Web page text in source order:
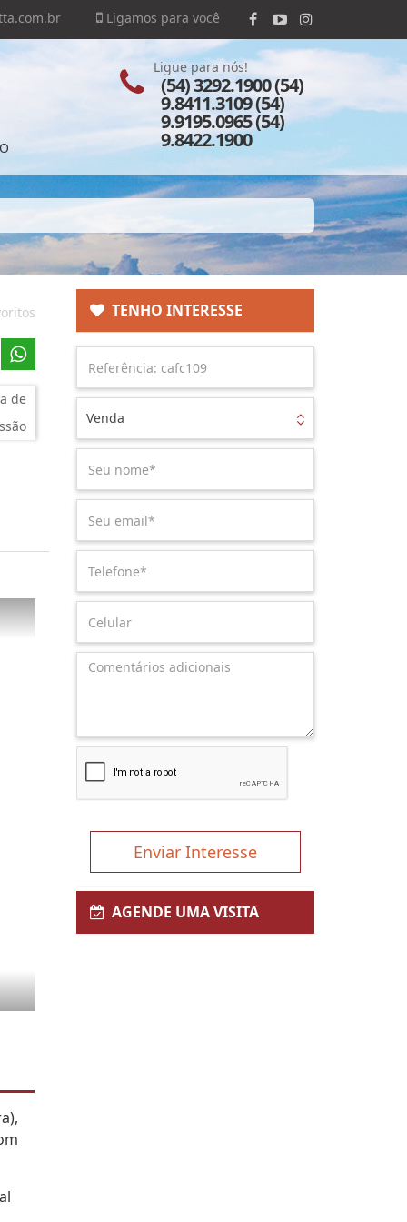
Ligamos para você
Ligue para nós!
(54) 3292.1900 (54)
9.8411.3109 (54)
9.9195.0965 (54)
9.8422.1900
de
TENHO INTERESSE
Venda
Enviar Interesse
AGENDE UMA VISITA